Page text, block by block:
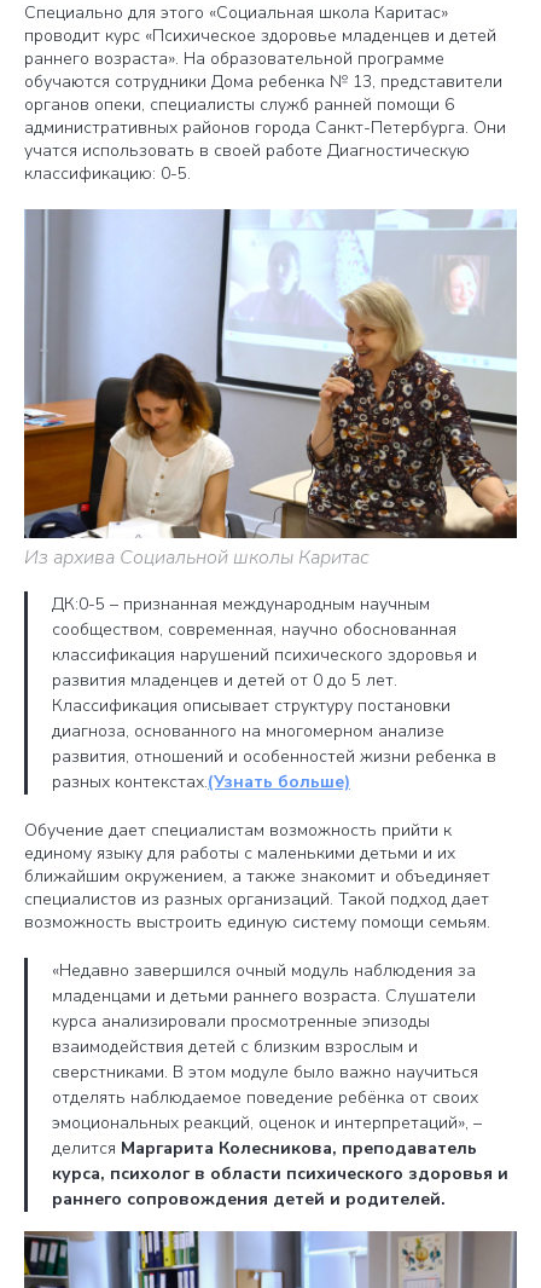
Специально для этого «Социальная школа Каритас»
проводит курс «Психическое здоровье младенцев и детей
раннего возраста». На образовательной программе
обучаются сотрудники Дома ребенка № 13, представители
органов опеки, специалисты служб ранней помощи 6
административных районов города Санкт-Петербурга. Они
учатся использовать в своей работе Диагностическую
классификацию: 0-5.
Из архива Социальной школы Каритас
ДК:0-5 – признанная международным научным
сообществом, современная, научно обоснованная
классификация нарушений психического здоровья и
развития младенцев и детей от 0 до 5 лет.
Классификация описывает структуру постановки
диагноза, основанного на многомерном анализе
развития, отношений и особенностей жизни ребенка в
разных контекстах.(Узнать больше)
Обучение дает специалистам возможность прийти к
единому языку для работы с маленькими детьми и их
ближайшим окружением, а также знакомит и объединяет
специалистов из разных организаций. Такой подход дает
возможность выстроить единую систему помощи семьям.
«Недавно завершился очный модуль наблюдения за
младенцами и детьми раннего возраста. Слушатели
курса анализировали просмотренные эпизоды
взаимодействия детей с близким взрослым и
сверстниками. В этом модуле было важно научиться
отделять наблюдаемое поведение ребёнка от своих
эмоциональных реакций, оценок и интерпретаций», –
делится Маргарита Колесникова, преподаватель
курса, психолог в области психического здоровья и
раннего сопровождения детей и родителей.